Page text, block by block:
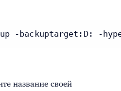
-backuptarget:D: -
название своей